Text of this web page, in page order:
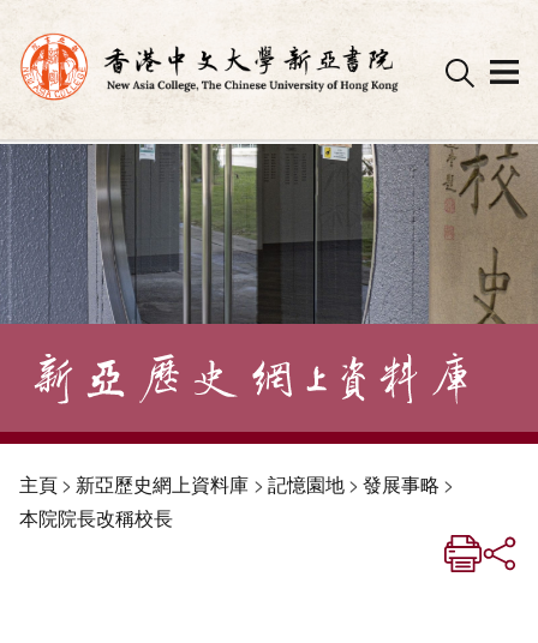
Skip
to
content
主頁> 新亞歷史網上資料庫 > 記憶園地> 發展事略 >
本院院長改稱校長